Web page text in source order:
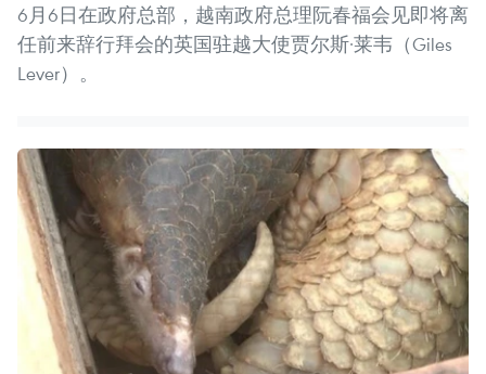
6月6日在政府总部，越南政府总理阮春福会见即将离
任前来辞行拜会的英国驻越大使贾尔斯·莱韦（Giles
Lever）。